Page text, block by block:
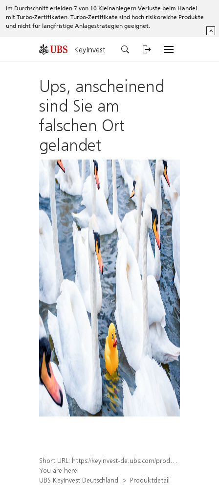
Im Durchschnitt erleiden 7 von 10 Kleinanlegern Verluste beim Handel
mit Turbo-Zertifikaten. Turbo-Zertifikate sind hoch risikoreiche Produkte
und nicht für langfristige Anlagestrategien geeignet.
^
KeyInvest
Ups, anscheinend
sind Sie am
falschen Ort
gelandet
Short URL: https://keyinvest-de.ubs.com/produkt/detail/index/isin/DE000WA8W9Z2
You are here:
UBS KeyInvest Deutschland
Produktdetail